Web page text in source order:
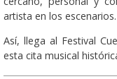
artista en los escenarios.
Así, llega al Festival
esta cita musical